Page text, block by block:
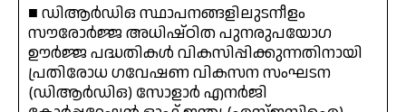
■ ഡിആർഡിഒ സ്ഥാപനങ്ങളിലുടനീളം
സൗരോർജ്ജ അധിഷ്ഠിത പുനരുപയോഗ
ഊർജ്ജ പദ്ധതികൾ വികസിപ്പിക്കുന്നതിനായി
പ്രതിരോധ ഗവേഷണ വികസന സംഘടന
(ഡിആർഡിഒ) സോളാർ എനർജി